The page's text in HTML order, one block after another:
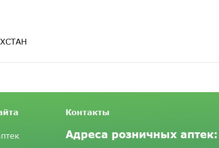
Контакты
Адреса розничных аптек: